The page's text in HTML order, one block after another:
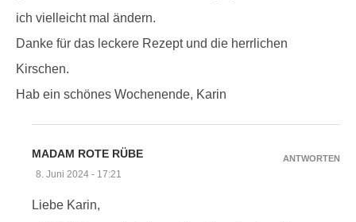
ich vielleicht mal ändern.
Danke für das leckere Rezept und die herrlichen
Kirschen.
Hab ein schönes Wochenende, Karin
MADAM ROTE RÜBE
8. Juni 2024 - 17:21
Liebe Karin,
ANTWORTEN